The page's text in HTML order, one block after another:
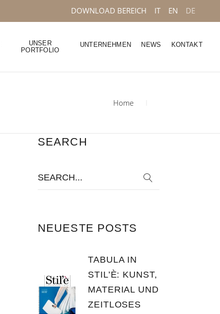
DOWNLOAD BEREICH IT EN DE
UNSER
PORTFOLIO
UNTERNEHMEN NEWS KONTAKT
Home
SEARCH
NEUESTE POSTS
TABULA IN
STIL’È: KUNST,
MATERIAL UND
ZEITLOSES